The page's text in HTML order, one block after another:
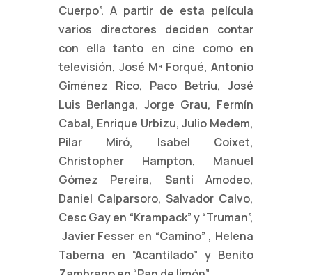
Cuerpo”. A partir de esta película
varios directores deciden contar
con ella tanto en cine como en
televisión, José Mª Forqué, Antonio
Giménez Rico, Paco Betriu, José
Luis Berlanga, Jorge Grau, Fermín
Cabal, Enrique Urbizu, Julio Medem,
Pilar Miró, Isabel Coixet,
Christopher Hampton, Manuel
Gómez Pereira, Santi Amodeo,
Daniel Calparsoro, Salvador Calvo,
Cesc Gayen “Krampack” y “Truman”,
Javier Fesser en “Camino” , Helena
Taberna en “Acantilado” y Benito